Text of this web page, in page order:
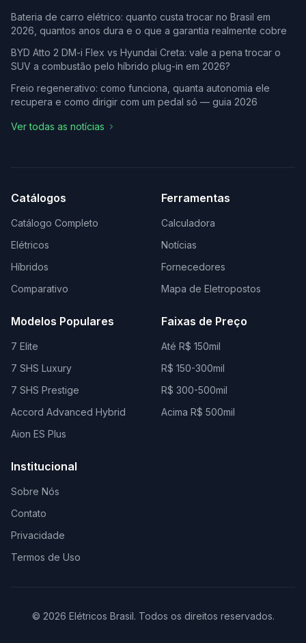
Bateria de carro elétrico: quanto custa trocar no Brasil em
2026, quantos anos dura e o que a garantia realmente cobre
BYD Atto 2 DM-i Flex vs Hyundai Creta: vale a pena trocar o
SUV a combustão pelo híbrido plug-in em 2026?
Freio regenerativo: como funciona, quanta autonomia ele
recupera e como dirigir com um pedal só — guia 2026
Ver todas as notícias
Catálogos
Catálogo Completo
Elétricos
Híbridos
Comparativo
Ferramentas
Calculadora
Notícias
Fornecedores
Mapa de Eletropostos
Modelos Populares
7 Elite
7 SHS Luxury
7 SHS Prestige
Accord Advanced Hybrid
Aion ES Plus
Faixas de Preço
Até R$ 150mil
R$ 150-300mil
R$ 300-500mil
Acima R$ 500mil
Institucional
Sobre Nós
Contato
Privacidade
Termos de Uso
© 2026 Elétricos Brasil. Todos os direitos reservados.